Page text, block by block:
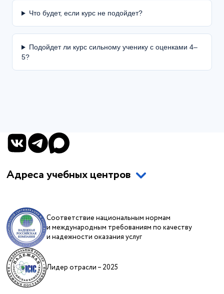
Что будет, если курс не подойдет?
Подойдет ли курс сильному ученику с оценками 4–
5?
Адреса учебных центров
Соответствие национальным нормам
и международным требованиям по качеству
и надежности оказания услуг
Лидер отрасли – 2025